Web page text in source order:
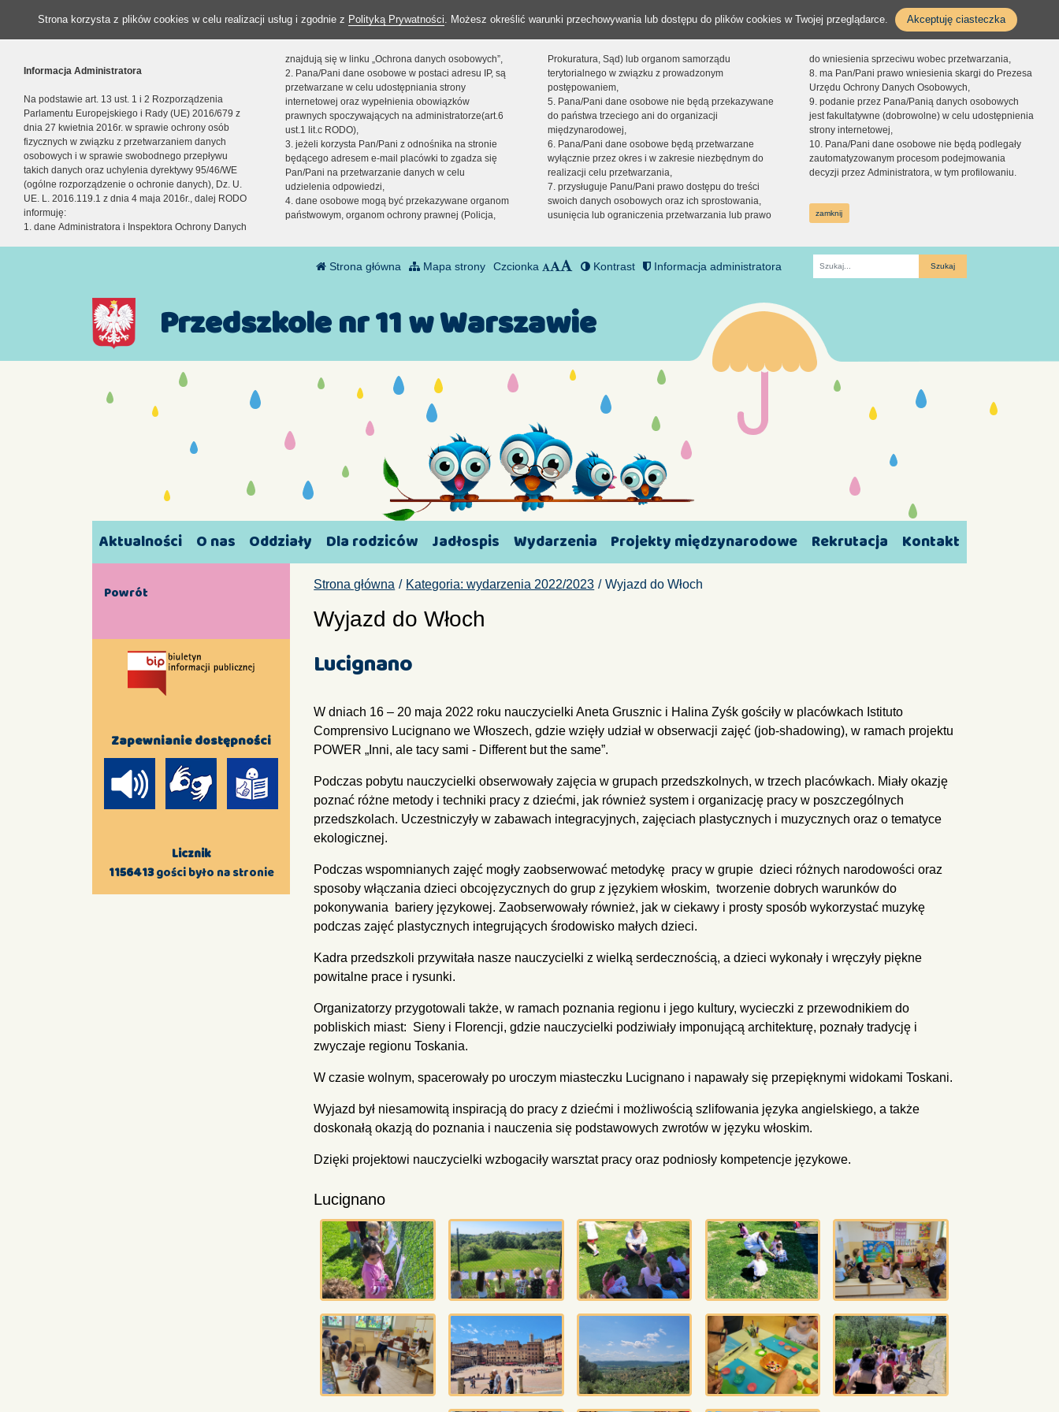
Strona korzysta z plików cookies w celu realizacji usług i zgodnie z Polityką Prywatności. Możesz określić warunki przechowywania lub dostępu do plików cookies w Twojej przeglądarce. Akceptuję ciasteczka
Informacja Administratora
Na podstawie art. 13 ust. 1 i 2 Rozporządzenia
Parlamentu Europejskiego i Rady (UE) 2016/679 z
dnia 27 kwietnia 2016r. w sprawie ochrony osób
fizycznych w związku z przetwarzaniem danych
osobowych i w sprawie swobodnego przepływu
takich danych oraz uchylenia dyrektywy 95/46/WE
(ogólne rozporządzenie o ochronie danych), Dz. U.
UE. L. 2016.119.1 z dnia 4 maja 2016r., dalej RODO
informuję:
1. dane Administratora i Inspektora Ochrony Danych
znajdują się w linku „Ochrona danych osobowych”,
2. Pana/Pani dane osobowe w postaci adresu IP, są
przetwarzane w celu udostępniania strony
internetowej oraz wypełnienia obowiązków
prawnych spoczywających na administratorze(art.6
ust.1 lit.c RODO),
3. jeżeli korzysta Pan/Pani z odnośnika na stronie
będącego adresem e-mail placówki to zgadza się
Pan/Pani na przetwarzanie danych w celu
udzielenia odpowiedzi,
4. dane osobowe mogą być przekazywane organom
państwowym, organom ochrony prawnej (Policja,
Prokuratura, Sąd) lub organom samorządu
terytorialnego w związku z prowadzonym
postępowaniem,
5. Pana/Pani dane osobowe nie będą przekazywane
do państwa trzeciego ani do organizacji
międzynarodowej,
6. Pana/Pani dane osobowe będą przetwarzane
wyłącznie przez okres i w zakresie niezbędnym do
realizacji celu przetwarzania,
7. przysługuje Panu/Pani prawo dostępu do treści
swoich danych osobowych oraz ich sprostowania,
usunięcia lub ograniczenia przetwarzania lub prawo
do wniesienia sprzeciwu wobec przetwarzania,
8. ma Pan/Pani prawo wniesienia skargi do Prezesa
Urzędu Ochrony Danych Osobowych,
9. podanie przez Pana/Panią danych osobowych
jest fakultatywne (dobrowolne) w celu udostępnienia
strony internetowej,
10. Pana/Pani dane osobowe nie będą podlegały
zautomatyzowanym procesom podejmowania
decyzji przez Administratora, w tym profilowaniu.
zamknij
Strona główna Mapa strony Czcionka Kontrast Informacja administratora
Fraza
Przedszkole nr 11 w Warszawie
Aktualności O nas Oddziały Dla rodziców Jadłospis Wydarzenia Projekty międzynarodowe Rekrutacja Kontakt
Strona główna Kategoria: wydarzenia 2022/2023 Wyjazd do Włoch
Wyjazd do Włoch
Lucignano
W dniach 16 – 20 maja 2022 roku nauczycielki Aneta Grusznic i Halina Zyśk gościły w placówkach Istituto
Comprensivo Lucignano we Włoszech, gdzie wzięły udział w obserwacji zajęć (job-shadowing), w ramach projektu
POWER „Inni, ale tacy sami - Different but the same”.
Podczas pobytu nauczycielki obserwowały zajęcia w grupach przedszkolnych, w trzech placówkach. Miały okazję
poznać różne metody i techniki pracy z dziećmi, jak również system i organizację pracy w poszczególnych
przedszkolach. Uczestniczyły w zabawach integracyjnych, zajęciach plastycznych i muzycznych oraz o tematyce
ekologicznej.
Podczas wspomnianych zajęć mogły zaobserwować metodykę pracy w grupie dzieci różnych narodowości oraz
sposoby włączania dzieci obcojęzycznych do grup z językiem włoskim, tworzenie dobrych warunków do
pokonywania bariery językowej. Zaobserwowały również, jak w ciekawy i prosty sposób wykorzystać muzykę
podczas zajęć plastycznych integrujących środowisko małych dzieci.
Kadra przedszkoli przywitała nasze nauczycielki z wielką serdecznością, a dzieci wykonały i wręczyły piękne
powitalne prace i rysunki.
Organizatorzy przygotowali także, w ramach poznania regionu i jego kultury, wycieczki z przewodnikiem do
pobliskich miast: Sieny i Florencji, gdzie nauczycielki podziwiały imponującą architekturę, poznały tradycję i
zwyczaje regionu Toskania.
W czasie wolnym, spacerowały po uroczym miasteczku Lucignano i napawały się przepięknymi widokami Toskani.
Wyjazd był niesamowitą inspiracją do pracy z dziećmi i możliwością szlifowania języka angielskiego, a także
doskonałą okazją do poznania i nauczenia się podstawowych zwrotów w języku włoskim.
Dzięki projektowi nauczycielki wzbogaciły warsztat pracy oraz podniosły kompetencje językowe.
Lucignano
Powrót
Zapewnianie dostępności
Licznik
1156413gości było na stronie